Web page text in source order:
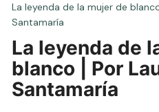
La leyenda de la mujer de
Santamaría
La leyenda de
blanco | Por
Santamaría